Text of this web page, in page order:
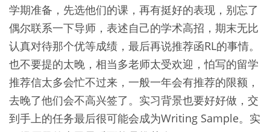
学期准备，先选他们的课，再有挺好的表现，别忘了
偶尔联系一下导师，表述自己的学术高招，期末无比
认真对待那个优等成绩，最后再说推荐函RL的事情。
也不要提的太晚，相当多老师太受欢迎，怕写的留学
推荐信太多会忙不过来，一般一年会有推荐的限额，
去晚了他们会不高兴签了。实习背景也要好好做，交
到手上的任务最后很可能会成为Writing Sample。实